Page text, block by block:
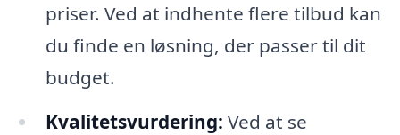
priser. Ved at indhente flere tilbud kan
du finde en løsning, der passer til dit
budget.
Kvalitetsvurdering: Ved at se